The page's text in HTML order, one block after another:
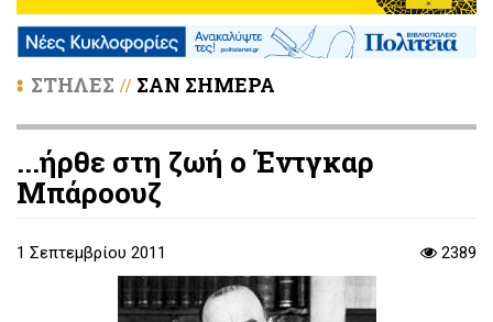
ΣΤΗΛΕΣ // ΣΑΝ ΣΗΜΕΡΑ
...ήρθε στη ζωή ο Έντγκαρ
Μπάροουζ
1 Σεπτεμβρίου 2011 2389